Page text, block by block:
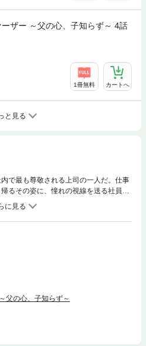
ザー ～父の心、子知らず～ 4話
1冊無料 カートへ
と見る
で最も尊敬される上司の一人だ。仕事
るその姿に、憧れの視線を送る社員は
一人娘、ういのために全てを捧げる。
湊斗は今日も家路を急ぐ！！
父の心、子知らず～